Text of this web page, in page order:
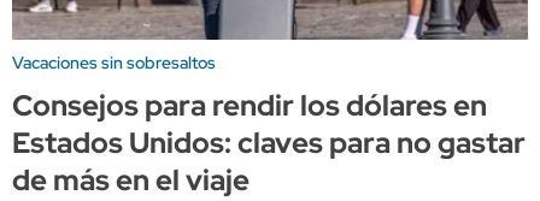
Vacaciones sin sobresaltos
Consejos para rendir los dólares en
Estados Unidos: claves para no gastar
de más en el viaje